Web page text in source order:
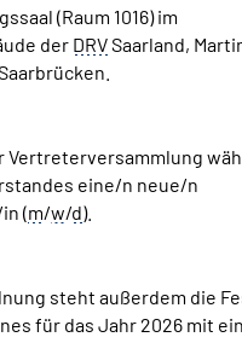
(Raum 1016) im
der DRVSaarland,
Vertreterversammlung
eine/n neue/n
(m/w/d).
steht außerdem die
für das Jahr 2026 mit